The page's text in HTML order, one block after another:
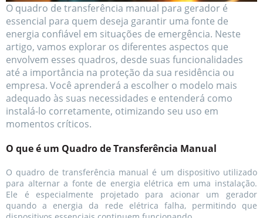
O quadro de transferência manual para gerador é
essencial para quem deseja garantir uma fonte de
energia confiável em situações de emergência. Neste
artigo, vamos explorar os diferentes aspectos que
envolvem esses quadros, desde suas funcionalidades
até a importância na proteção da sua residência ou
empresa. Você aprenderá a escolher o modelo mais
adequado às suas necessidades e entenderá como
instalá-lo corretamente, otimizando seu uso em
momentos críticos.
O que é um Quadro de Transferência Manual
O quadro de transferência manual é um dispositivo utilizado
para alternar a fonte de energia elétrica em uma instalação.
Ele é especialmente projetado para acionar um gerador
quando a energia da rede elétrica falha, permitindo que